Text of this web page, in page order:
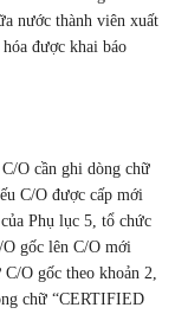
nước thành viên xuất
được khai báo
O cần ghi dòng chữ
C/O được cấp mới
Phụ lục 5, tổ chức
O gốc lên C/O mới
O gốc theo khoản 2,
chữ “CERTIFIED